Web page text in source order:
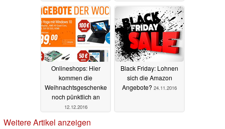
Onlineshops: Hier
kommen die
Weihnachtsgeschenke
noch pünktlich an
12.12.2016
Black Friday: Lohnen
sich die Amazon
Angebote? 24.11.2016
Weitere Artikel anzeigen